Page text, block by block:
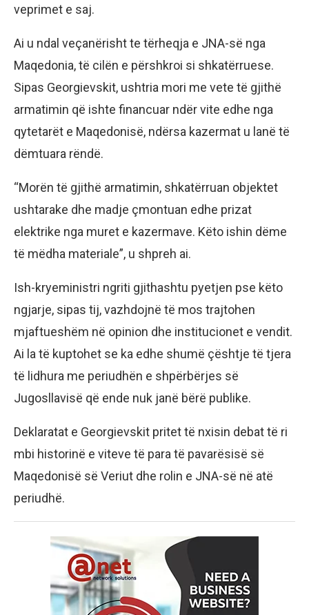
veprimet e saj.
Ai u ndal veçanërisht te tërheqja e JNA-së nga
Maqedonia, të cilën e përshkroi si shkatërruese.
Sipas Georgievskit, ushtria mori me vete të gjithë
armatimin që ishte financuar ndër vite edhe nga
qytetarët e Maqedonisë, ndërsa kazermat u lanë të
dëmtuara rëndë.
“Morën të gjithë armatimin, shkatërruan objektet
ushtarake dhe madje çmontuan edhe prizat
elektrike nga muret e kazermave. Këto ishin dëme
të mëdha materiale”, u shpreh ai.
Ish-kryeministri ngriti gjithashtu pyetjen pse këto
ngjarje, sipas tij, vazhdojnë të mos trajtohen
mjaftueshëm në opinion dhe institucionet e vendit.
Ai la të kuptohet se ka edhe shumë çështje të tjera
të lidhura me periudhën e shpërbërjes së
Jugosllavisë që ende nuk janë bërë publike.
Deklaratat e Georgievskit pritet të nxisin debat të ri
mbi historinë e viteve të para të pavarësisë së
Maqedonisë së Veriut dhe rolin e JNA-së në atë
periudhë.